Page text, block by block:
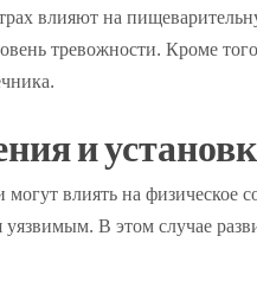
влияют на
тревожности. Кроме
и
влиять на физическое
уязвимым. В этом случае